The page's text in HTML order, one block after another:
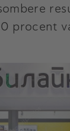
procent